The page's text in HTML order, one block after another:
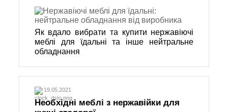
Як вдало вибрати та купити нержавіючі
меблі для їдальні та інше нейтральне
обладнання
19.05.2021
Необхідні меблі з нержавійки для